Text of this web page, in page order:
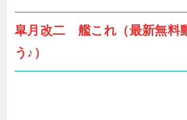
皐月改二 艦これ（最新無料
う♪）